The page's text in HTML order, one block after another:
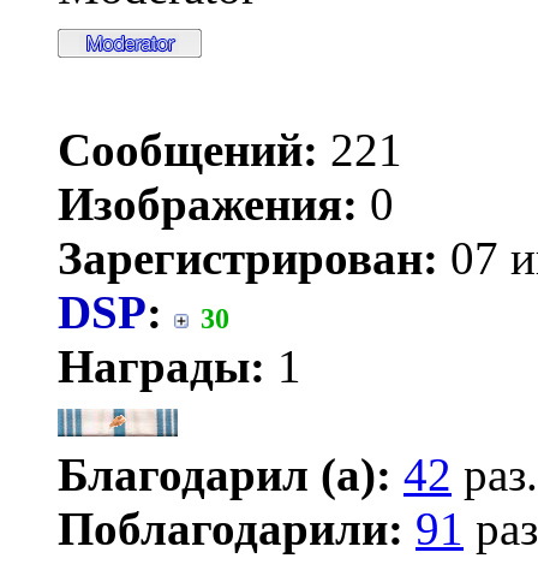
Сообщений: 221
Изображения: 0
Зарегистрирован: 07
DSP: 30
Награды: 1
Благодарил (а): 42 раз.
Поблагодарили: 91